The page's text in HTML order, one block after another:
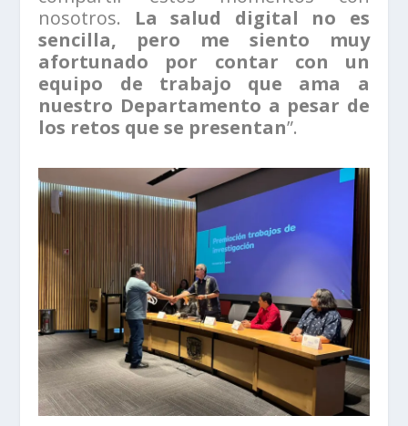
nosotros. La salud digital no es
sencilla, pero me siento muy
afortunado por contar con un
equipo de trabajo que ama a
nuestro Departamento a pesar de
los retos que se presentan”.